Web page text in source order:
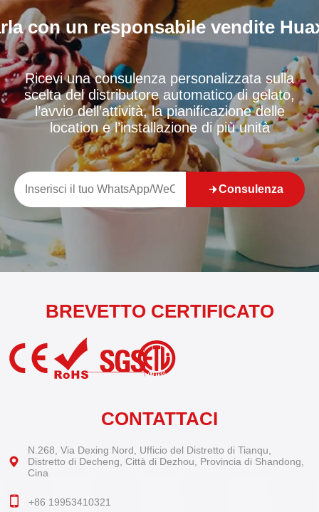
con un responsabile vendite
Ricevi una consulenza personalizzata sulla
scelta del distributore automatico di gelato,
l’avvio dell’attività, la pianificazione delle
location e l’installazione di più unità
Consulenza
BREVETTO CERTIFICATO
CONTATTACI
N.268, Via Dexing Nord, Ufficio del Distretto di Tianqu,
Distretto di Decheng, Città di Dezhou, Provincia di Shandong,
Cina
+86 19953410321